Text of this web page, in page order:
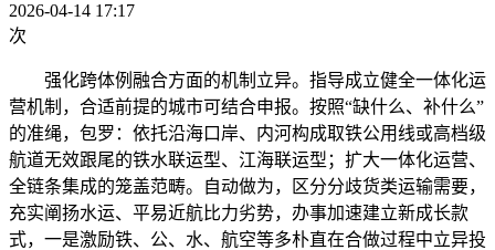
2026-04-14 17:17
次
强化跨体例融合方面的机制立异。指导成立健全一体化运
营机制，合适前提的城市可结合申报。按照“缺什么、补什么”
的准绳，包罗：依托沿海口岸、内河构成取铁公用线或高档级
航道无效跟尾的铁水联运型、江海联运型；扩大一体化运营、
全链条集成的笼盖范畴。自动做为，区分分歧货类运输需要，
充实阐扬水运、平易近航比力劣势，办事加速建立新成长款
式，一是激励铁、公、水、航空等多朴直在合做过程中立异投